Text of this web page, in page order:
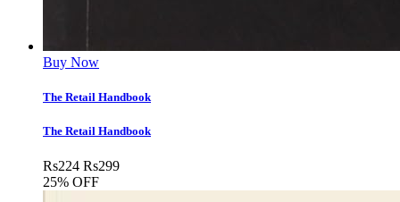
Buy Now
The Retail Handbook
The Retail Handbook
Rs224 Rs299
25% OFF